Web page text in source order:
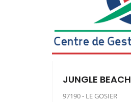
JUNGLE BEACH
97190 - LE GOSIER